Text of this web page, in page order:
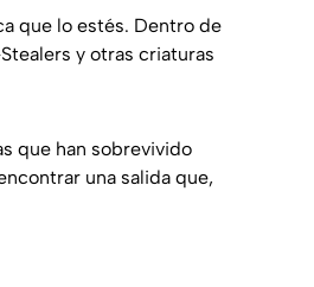
que lo estés. Dentro de
y otras criaturas
que han sobrevivido
una salida que,